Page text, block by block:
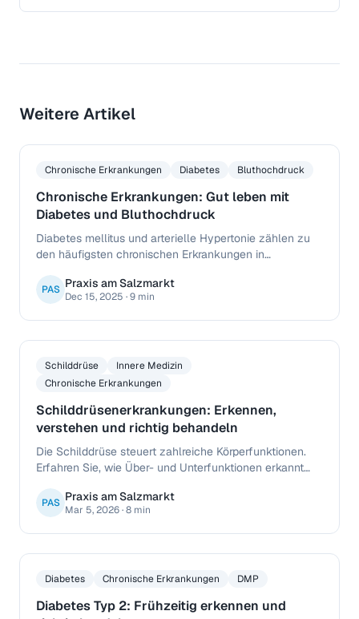
Weitere Artikel
Chronische Erkrankungen Diabetes Bluthochdruck
Chronische Erkrankungen: Gut leben mit
Diabetes und Bluthochdruck
Diabetes mellitus und arterielle Hypertonie zählen zu
den häufigsten chronischen Erkrankungen in
passenden Therapieplan können Betroffene trotzdem
ein erfülltes, aktives Leben führen.
PAS Praxis am Salzmarkt
Dec 15, 2025 ·9 min
Schilddrüse
Innere Medizin
Chronische Erkrankungen
Schilddrüsenerkrankungen: Erkennen,
verstehen und richtig behandeln
Die Schilddrüse steuert zahlreiche Körperfunktionen.
Erfahren Sie, wie Über- und Unterfunktionen erkannt
Behandlungsmöglichkeiten Ihnen zur Verfügung
stehen.
PAS Praxis am Salzmarkt
Mar 5, 2026·8 min
Diabetes Chronische Erkrankungen DMP
Diabetes Typ 2: Frühzeitig erkennen und